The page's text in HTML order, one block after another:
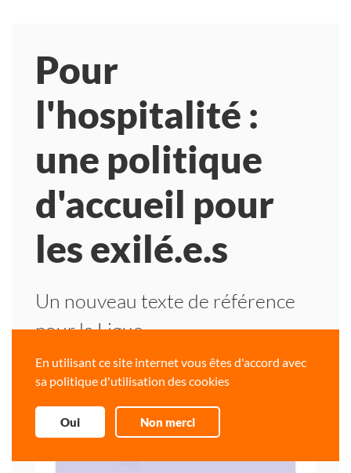
Pour
l'hospitalité :
une politique
d'accueil pour
les exilé.e.s
Un nouveau texte de référence
pour la Ligue
En utilisant ce site internet vous êtes d'accord avec
sa politique d'utilisation des cookies
Oui Non merci